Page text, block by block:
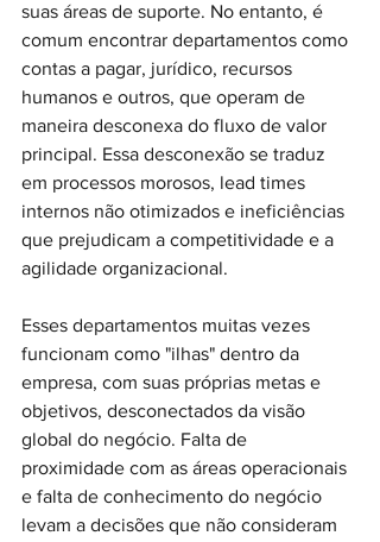
suas áreas de suporte. No entanto, é
comum encontrar departamentos como
contas a pagar, jurídico, recursos
humanos e outros, que operam de
maneira desconexa do fluxo de valor
principal. Essa desconexão se traduz
em processos morosos, lead times
internos não otimizados e ineficiências
que prejudicam a competitividade e a
agilidade organizacional.
Esses departamentos muitas vezes
funcionam como "ilhas" dentro da
empresa, com suas próprias metas e
objetivos, desconectados da visão
global do negócio. Falta de
proximidade com as áreas operacionais
e falta de conhecimento do negócio
levam a decisões que não consideram